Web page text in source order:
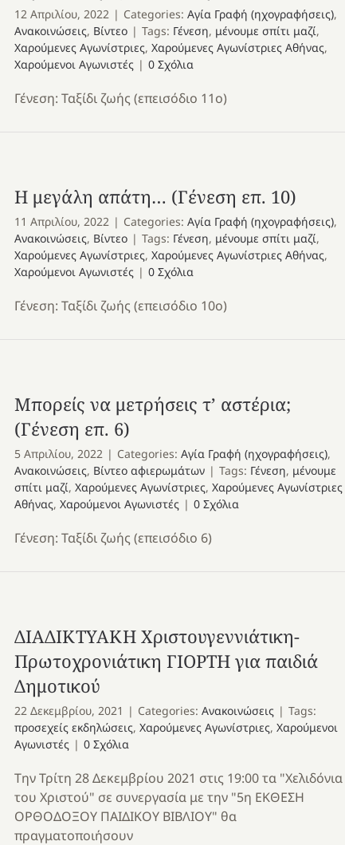
12 Απριλίου, 2022 | Categories: Αγία Γραφή (ηχογραφήσεις),
Ανακοινώσεις, Βίντεο | Tags: Γένεση, μένουμε σπίτι μαζί,
Χαρούμενες Αγωνίστριες, Χαρούμενες Αγωνίστριες Αθήνας,
Χαρούμενοι Αγωνιστές | 0 Σχόλια
Γένεση: Ταξίδι ζωής (επεισόδιο 11ο)
Η μεγάλη απάτη… (Γένεση επ. 10)
11 Απριλίου, 2022 | Categories: Αγία Γραφή (ηχογραφήσεις),
Ανακοινώσεις, Βίντεο | Tags: Γένεση, μένουμε σπίτι μαζί,
Χαρούμενες Αγωνίστριες, Χαρούμενες Αγωνίστριες Αθήνας,
Χαρούμενοι Αγωνιστές | 0 Σχόλια
Γένεση: Ταξίδι ζωής (επεισόδιο 10ο)
Μπορείς να μετρήσεις τ’ αστέρια;
(Γένεση επ. 6)
5 Απριλίου, 2022 | Categories: Αγία Γραφή (ηχογραφήσεις),
Ανακοινώσεις, Βίντεο αφιερωμάτων | Tags: Γένεση, μένουμε
σπίτι μαζί, Χαρούμενες Αγωνίστριες, Χαρούμενες Αγωνίστριες
Αθήνας, Χαρούμενοι Αγωνιστές | 0 Σχόλια
Γένεση: Ταξίδι ζωής (επεισόδιο 6)
ΔΙΑΔΙΚΤΥΑΚΗ Χριστουγεννιάτικη-
Πρωτοχρονιάτικη ΓΙΟΡΤΗ για παιδιά
Δημοτικού
22 Δεκεμβρίου, 2021 | Categories: Ανακοινώσεις | Tags:
προσεχείς εκδηλώσεις, Χαρούμενες Αγωνίστριες, Χαρούμενοι
Αγωνιστές | 0 Σχόλια
Την Τρίτη 28 Δεκεμβρίου 2021 στις 19:00 τα "Χελιδόνια
του Χριστού" σε συνεργασία με την "5η ΕΚΘΕΣΗ
ΟΡΘΟΔΟΞΟΥ ΠΑΙΔΙΚΟΥ ΒΙΒΛΙΟΥ" θα
πραγματοποιήσουν